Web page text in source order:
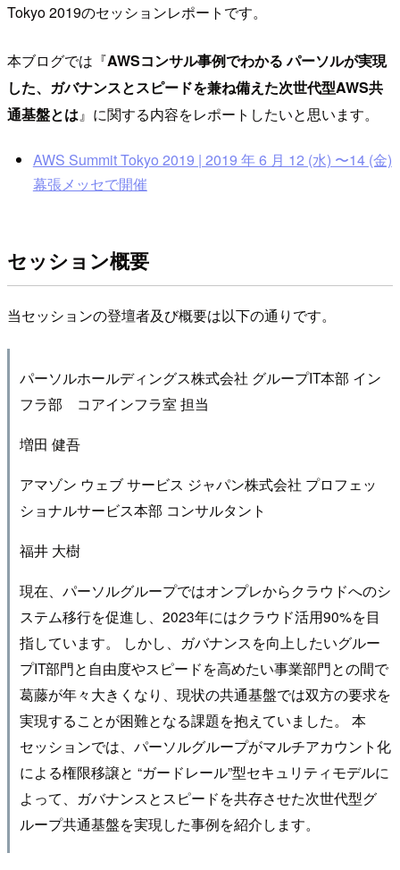
Tokyo 2019のセッションレポートです。
本ブログでは『AWSコンサル事例でわかる パーソルが実現
した、ガバナンスとスピードを兼ね備えた次世代型AWS共
通基盤とは 』に関する内容をレポートしたいと思います。
AWS Summit Tokyo 2019 | 2019 年 6 月 12 (水) 〜14 (金)
幕張メッセで開催
セッション概要
当セッションの登壇者及び概要は以下の通りです。
パーソルホールディングス株式会社 グループIT本部 イン
フラ部 コアインフラ室 担当
増田 健吾
アマゾン ウェブ サービス ジャパン株式会社 プロフェッ
ショナルサービス本部 コンサルタント
福井 大樹
現在、パーソルグループではオンプレからクラウドへのシ
ステム移行を促進し、2023年にはクラウド活用90%を目
指しています。 しかし、ガバナンスを向上したいグルー
プIT部門と自由度やスピードを高めたい事業部門との間で
葛藤が年々大きくなり、現状の共通基盤では双方の要求を
実現することが困難となる課題を抱えていました。 本
セッションでは、パーソルグループがマルチアカウント化
による権限移譲と “ガードレール”型セキュリティモデルに
よって、ガバナンスとスピードを共存させた次世代型グ
ループ共通基盤を実現した事例を紹介します。